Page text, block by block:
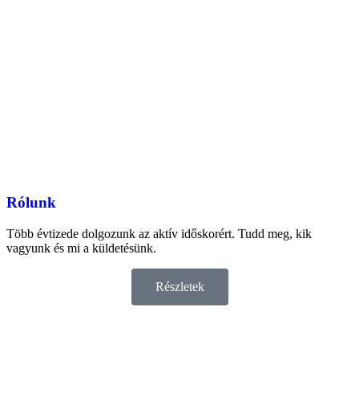
Rólunk
Több évtizede dolgozunk az aktív időskorért. Tudd meg, kik
vagyunk és mi a küldetésünk.
Részletek